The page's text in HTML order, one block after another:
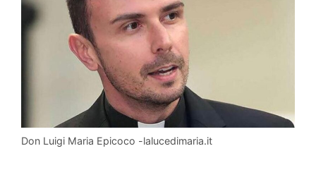
Don Luigi Maria Epicoco -lalucedimaria.it